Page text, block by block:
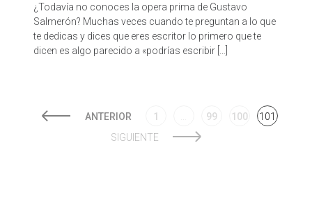
¿Todavía no conoces la opera prima de Gustavo
Salmerón? Muchas veces cuando te preguntan a lo que
te dedicas y dices que eres escritor lo primero que te
dicen es algo parecido a «podrías escribir […]
ANTERIOR 1 99 100
101
SIGUIENTE